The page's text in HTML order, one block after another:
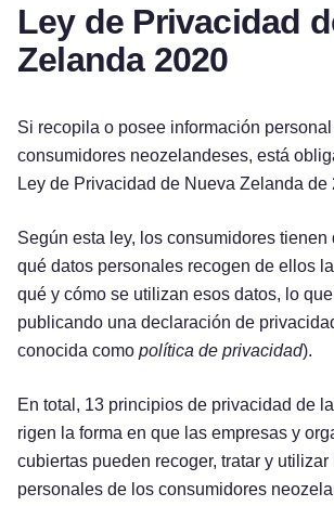
Ley de Privacidad
Zelanda 2020
Si recopila o posee información
consumidores neozelandeses, está
Ley de Privacidad de Nueva Zelanda de
Según esta ley, los consumidores tienen
qué datos personales recogen de ellos
qué y cómo se utilizan esos datos, lo
publicando una declaración de
conocida como política de privacidad).
En total, 13 principios de privacidad de
rigen la forma en que las empresas y
cubiertas pueden recoger, tratar y utilizar
personales de los consumidores